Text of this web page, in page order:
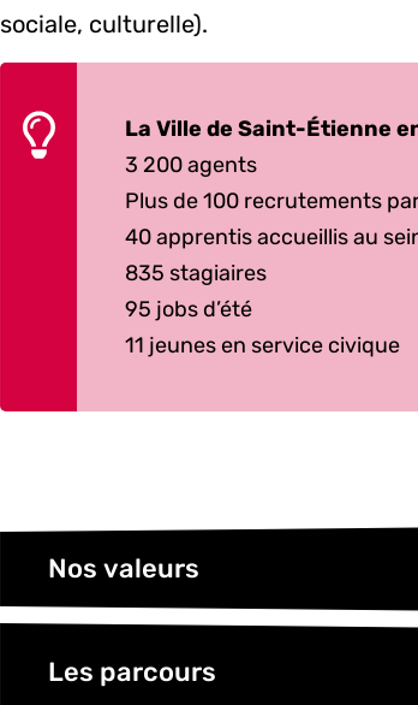
sociale, culturelle).
La Ville de Saint-Étienne
3 200 agents
Plus de 100 recrutements
40 apprentis accueillis au
835 stagiaires
95 jobs d’été
11 jeunes en service civique
Nos valeurs
Les parcours